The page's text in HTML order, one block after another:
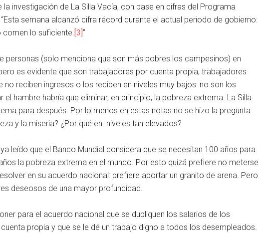
investigación de La Silla Vacía, con base en cifras del Programa
semana alcanzó cifra récord durante el actual periodo de gobierno:
comen lo suficiente.[3]”
personas (solo menciona que son más pobres los campesinos) en
es evidente que son trabajadores por cuenta propia, trabajadores
no reciben ingresos o los reciben en niveles muy bajos: no son los
el hambre habría que eliminar, en principio, la pobreza extrema. La Silla
para después. Por lo menos en estas notas no se hizo la pregunta
y la miseria? ¿Por qué en niveles tan elevados?
leído que el Banco Mundial considera que se necesitan 100 años para
la pobreza extrema en el mundo. Por esto quizá prefiere no meterse
en su acuerdo nacional: prefiere aportar un granito de arena. Pero
deseosos de una mayor profundidad.
para el acuerdo nacional que se dupliquen los salarios de los
propia y que se le dé un trabajo digno a todos los desempleados.